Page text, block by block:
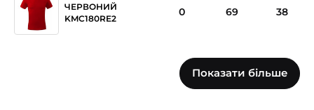
ЧЕРВОНИЙ
KMC180RE2
0 69 38
0 0 0
Показати більше